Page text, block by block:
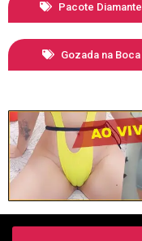
Pacote Diamante
Gozada na Boca